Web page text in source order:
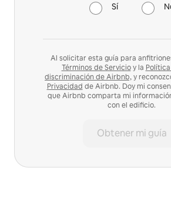
Sí
Al solicitar esta guía para
Términos de Servicioy la
discriminación de Airbnb,y
Privacidad de Airbnb. Doy mi
que Airbnb comparta mi
con el edificio.
Obtener mi guía